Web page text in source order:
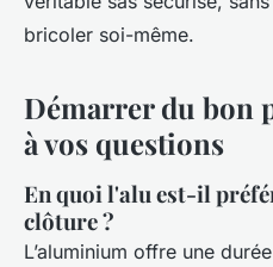
bricoler soi-même.
Démarrer du bon
à vos questions
En quoi l'alu est-il
clôture ?
L’aluminium offre une